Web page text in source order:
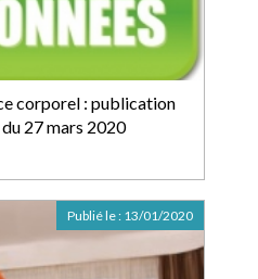
corporel : publication
27 mars 2020
Publié le : 13/01/2020